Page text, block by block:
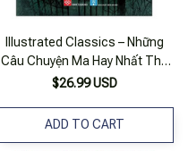
Illustrated Classics – Những
Câu Chuyện Ma Hay Nhất Thế
Giới
$26.99 USD
ADD TO CART